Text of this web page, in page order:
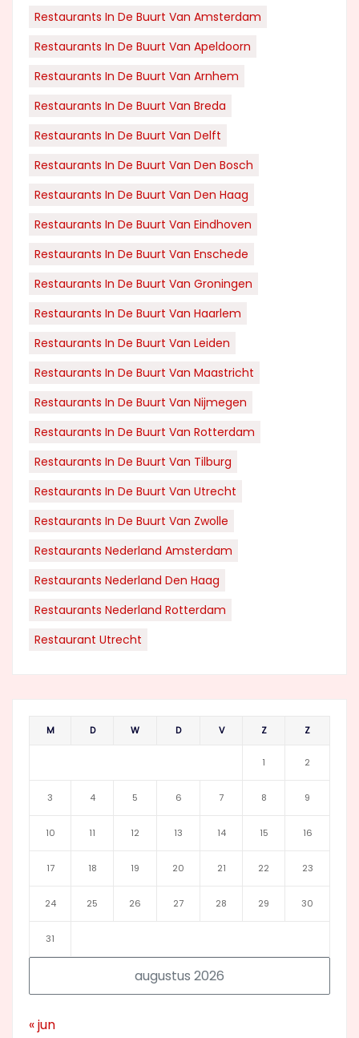
Restaurants In De Buurt Van Amsterdam
Restaurants In De Buurt Van Apeldoorn
Restaurants In De Buurt Van Arnhem
Restaurants In De Buurt Van Breda
Restaurants In De Buurt Van Delft
Restaurants In De Buurt Van Den Bosch
Restaurants In De Buurt Van Den Haag
Restaurants In De Buurt Van Eindhoven
Restaurants In De Buurt Van Enschede
Restaurants In De Buurt Van Groningen
Restaurants In De Buurt Van Haarlem
Restaurants In De Buurt Van Leiden
Restaurants In De Buurt Van Maastricht
Restaurants In De Buurt Van Nijmegen
Restaurants In De Buurt Van Rotterdam
Restaurants In De Buurt Van Tilburg
Restaurants In De Buurt Van Utrecht
Restaurants In De Buurt Van Zwolle
Restaurants Nederland Amsterdam
Restaurants Nederland Den Haag
Restaurants Nederland Rotterdam
Restaurant Utrecht
augustus 2026
M D W D V Z Z
1 2
3 4 5 6 7 8 9
10 11 12 13 14 15 16
17 18 19 20 21 22 23
24 25 26 27 28 29 30
31
« jun